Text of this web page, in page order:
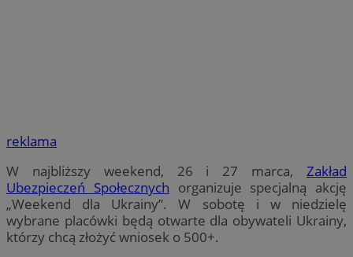
reklama
W najbliższy weekend, 26 i 27 marca, Zakład
Ubezpieczeń Społecznych organizuje specjalną akcję
„Weekend dla Ukrainy”. W sobotę i w niedzielę
wybrane placówki będą otwarte dla obywateli Ukrainy,
którzy chcą złożyć wniosek o 500+.